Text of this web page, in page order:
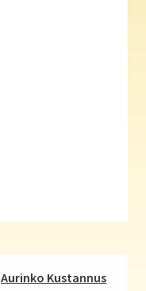
Aurinko Kustannus